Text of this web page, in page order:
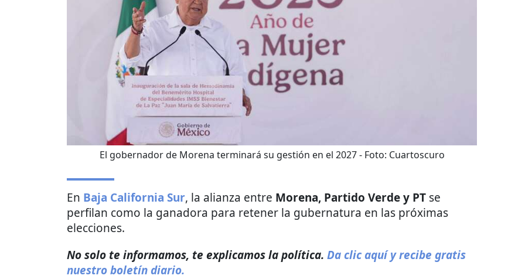
El gobernador de Morena terminará su gestión en el 2027- Foto: Cuartoscuro
En Baja California Sur, la alianza entre Morena, Partido Verde y PT se
perfilan como la ganadora para retener la gubernatura en las próximas
elecciones.
No solo te informamos, te explicamos la política. Da clic aquí y recibe gratis
nuestro boletín diario.